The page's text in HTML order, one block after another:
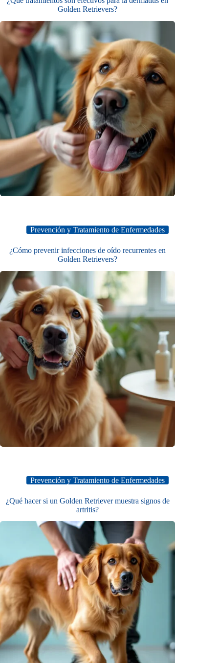
Golden Retrievers?
Prevención y Tratamiento de Enfermedades
¿Cómo prevenir infecciones de oído recurrentes en
Golden Retrievers?
Prevención y Tratamiento de Enfermedades
¿Qué hacer si un Golden Retriever muestra signos de
artritis?